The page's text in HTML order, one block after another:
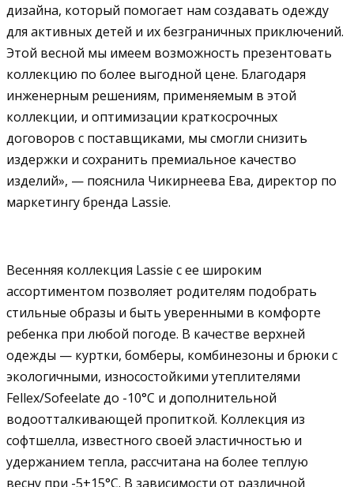
дизайна, который помогает нам создавать одежду
для активных детей и их безграничных приключений.
Этой весной мы имеем возможность презентовать
коллекцию по более выгодной цене. Благодаря
инженерным решениям, применяемым в этой
коллекции, и оптимизации краткосрочных
договоров с поставщиками, мы смогли снизить
издержки и сохранить премиальное качество
изделий», — пояснила Чикирнеева Ева, директор по
маркетингу бренда Lassie.
Весенняя коллекция Lassie с ее широким
ассортиментом позволяет родителям подобрать
стильные образы и быть уверенными в комфорте
ребенка при любой погоде. В качестве верхней
одежды — куртки, бомберы, комбинезоны и брюки с
экологичными, износостойкими утеплителями
Fellex/Sofeelate до -10°C и дополнительной
водоотталкивающей пропиткой. Коллекция из
софтшелла, известного своей эластичностью и
удержанием тепла, рассчитана на более теплую
весну при -5+15°C. В зависимости от различной